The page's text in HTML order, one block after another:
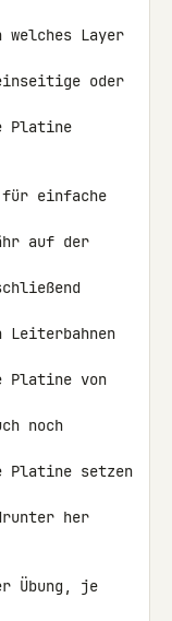
welches Layer
oder
Platine
für einfache
auf der
Leiterbahnen
Platine von
noch
Platine setzen
her
Übung, je